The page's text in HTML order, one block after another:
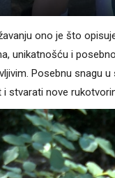
ono je što
unikatnošću i
Posebnu snagu
stvarati nove